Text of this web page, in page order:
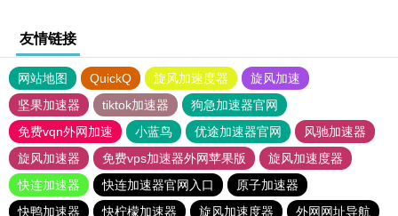
友情链接
网站地图 QuickQ 旋风加速度器
旋风加速
坚果加速器
tiktok加速器
狗急加速器官网
免费vqn外网加速
小蓝鸟 优途加速器官网
风驰加速器
旋风加速器
免费vps加速器外网苹果版
旋风加速度器
快连加速器
快连加速器官网入口
原子加速器
快鸭加速器
快柠檬加速器 旋风加速度器
外网网址导航